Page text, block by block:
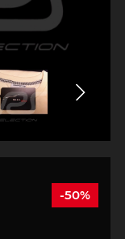
-50%